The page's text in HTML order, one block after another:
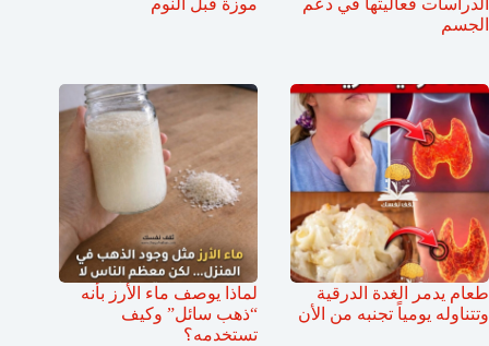
الدراسات فعاليتها في دعم
الجسم
موزة قبل النوم
طعام يدمر الغدة الدرقية
وتتناوله يومياً تجنبه من الأن
لماذا يوصف ماء الأرز بأنه
“ذهب سائل” وكيف
تستخدمه؟